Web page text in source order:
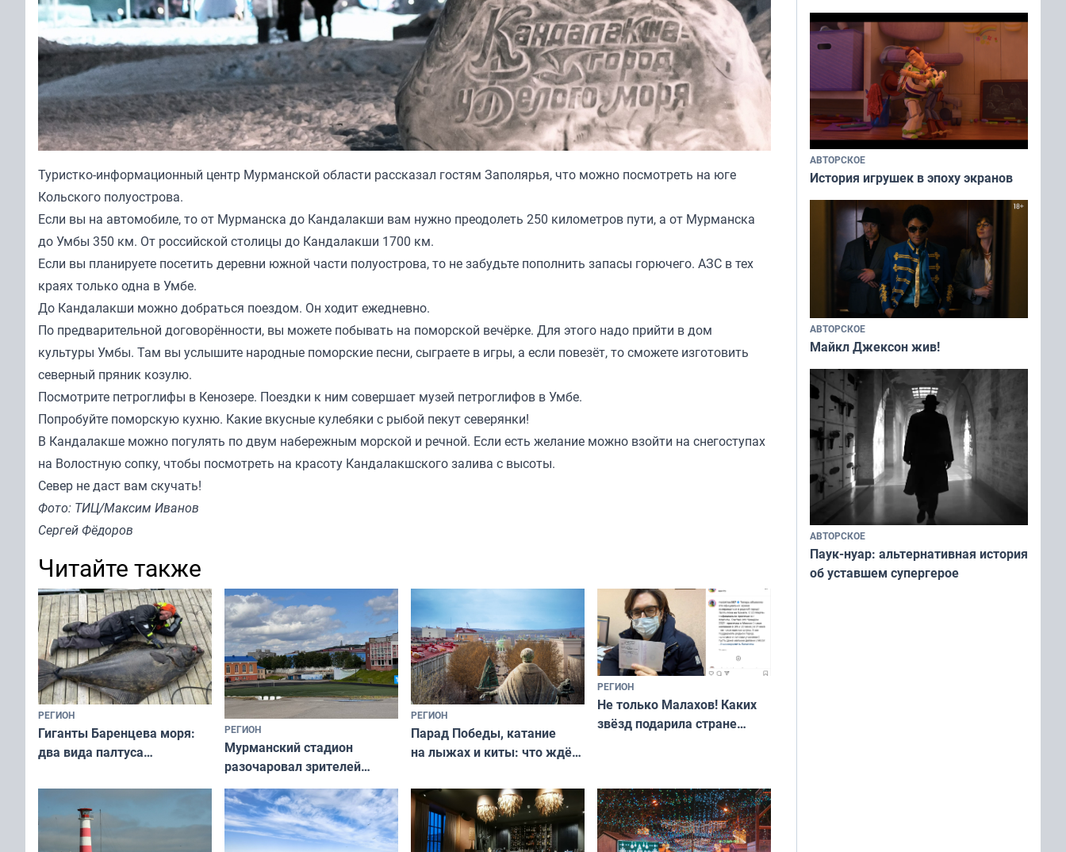
Туристко-информационный центр Мурманской области рассказал гостям Заполярья, что можно посмотреть на юге
Кольского полуострова.
Если вы на автомобиле, то от Мурманска до Кандалакши вам нужно преодолеть 250 километров пути, а от Мурманска
до Умбы 350 км. От российской столицы до Кандалакши 1700 км.
Если вы планируете посетить деревни южной части полуострова, то не забудьте пополнить запасы горючего. АЗС в тех
краях только одна в Умбе.
До Кандалакши можно добраться поездом. Он ходит ежедневно.
По предварительной договорённости, вы можете побывать на поморской вечёрке. Для этого надо прийти в дом
культуры Умбы. Там вы услышите народные поморские песни, сыграете в игры, а если повезёт, то сможете изготовить
северный пряник козулю.
Посмотрите петроглифы в Кенозере. Поездки к ним совершает музей петроглифов в Умбе.
Попробуйте поморскую кухню. Какие вкусные кулебяки с рыбой пекут северянки!
В Кандалакше можно погулять по двум набережным морской и речной. Если есть желание можно взойти на снегоступах
на Волостную сопку, чтобы посмотреть на красоту Кандалакшского залива с высоты.
Север не даст вам скучать!
Фото: ТИЦ/Максим Иванов
Сергей Фёдоров
Читайте также
РЕГИОН
Гиганты Баренцева моря:
два вида палтуса
РЕГИОН
Мурманский стадион
разочаровал зрителей
матчей регионального
чемпионата
РЕГИОН
Парад Победы, катание
на лыжах и киты: что ждёт
на майские праздники
РЕГИОН
Не только Малахов! Каких
звёзд подарила стране
АВТОРСКОЕ
История игрушек в эпоху экранов
АВТОРСКОЕ
Майкл Джексон жив!
АВТОРСКОЕ
Паук-нуар: альтернативная история
об уставшем супергерое